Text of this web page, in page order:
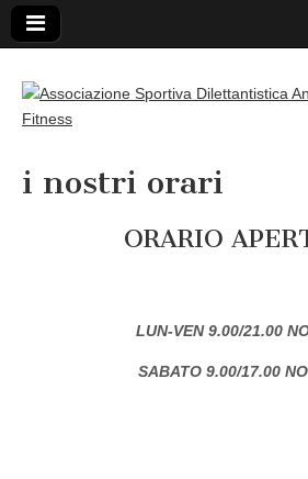
Sportiva
i nostri orari
ORARIO
LUN-VEN 9.00/21.00
SABATO 9.00/17.00